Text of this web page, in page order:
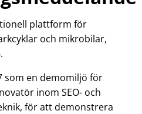
plattform för
och mikrobilar,
som en demomiljö för
inom SEO- och
för att demonstrera